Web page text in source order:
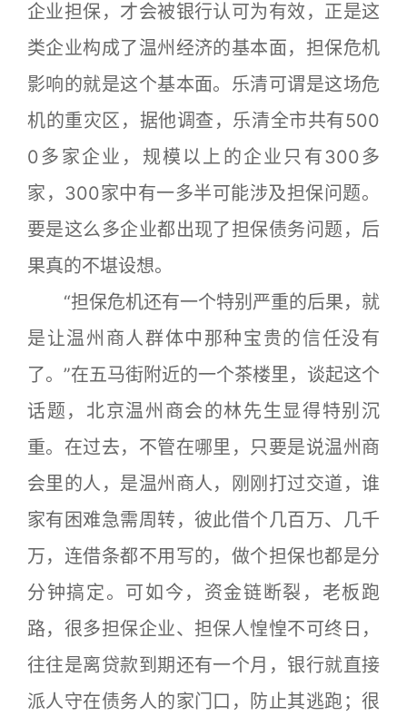
企业担保，才会被银行认可为有效，正是这
类企业构成了温州经济的基本面，担保危机
影响的就是这个基本面。乐清可谓是这场危
机的重灾区，据他调查，乐清全市共有500
0多家企业，规模以上的企业只有300多
家，300家中有一多半可能涉及担保问题。
要是这么多企业都出现了担保债务问题，后
果真的不堪设想。
“担保危机还有一个特别严重的后果，就
是让温州商人群体中那种宝贵的信任没有
了。”在五马街附近的一个茶楼里，谈起这个
话题，北京温州商会的林先生显得特别沉
重。在过去，不管在哪里，只要是说温州商
会里的人，是温州商人，刚刚打过交道，谁
家有困难急需周转，彼此借个几百万、几千
万，连借条都不用写的，做个担保也都是分
分钟搞定。可如今，资金链断裂，老板跑
路，很多担保企业、担保人惶惶不可终日，
往往是离贷款到期还有一个月，银行就直接
派人守在债务人的家门口，防止其逃跑；很